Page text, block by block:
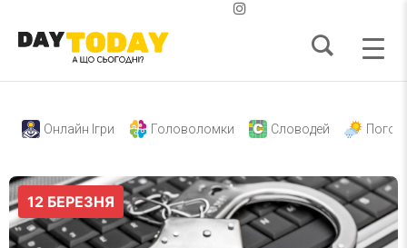
Онлайн Ігри Головоломки Словодей